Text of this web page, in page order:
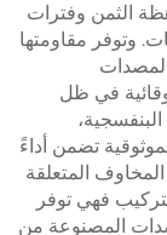
الثمن وفترات
وتوفر مقاومتها
في ظل
تضمن أداءً
المتعلقة
فهي توفر
المصنوعة من